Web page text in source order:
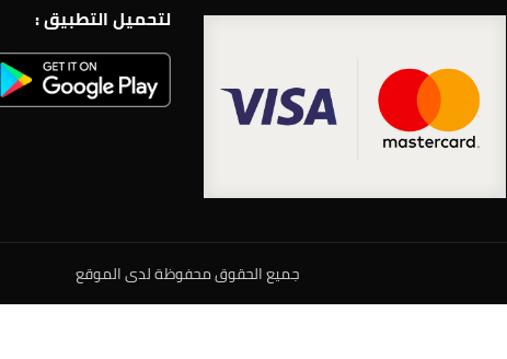
لتحميل التطبيق :
جميع الحقوق محفوظة لدى الموقع